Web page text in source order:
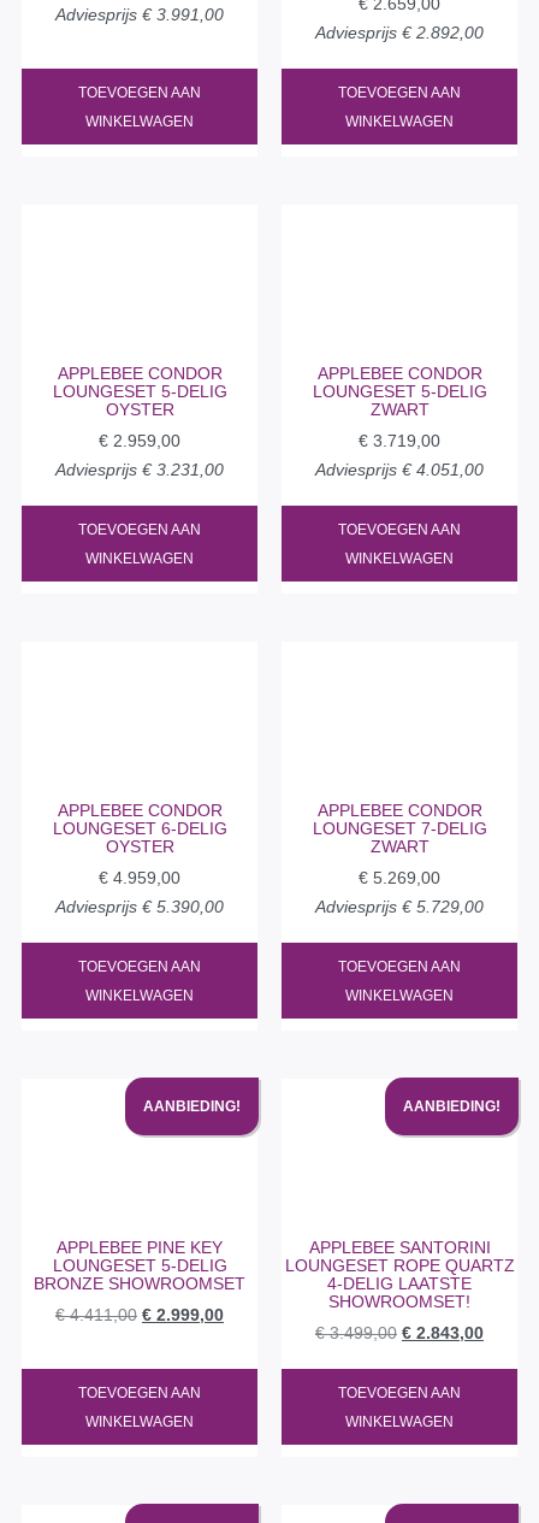
Adviesprijs €3.991,00
TOEVOEGEN AAN
WINKELWAGEN
€ 2.659,00
Adviesprijs €2.892,00
TOEVOEGEN AAN
WINKELWAGEN
APPLEBEE CONDOR
LOUNGESET 5-DELIG
OYSTER
€ 2.959,00
Adviesprijs €3.231,00
TOEVOEGEN AAN
WINKELWAGEN
APPLEBEE CONDOR
LOUNGESET 5-DELIG
ZWART
€ 3.719,00
Adviesprijs €4.051,00
TOEVOEGEN AAN
WINKELWAGEN
APPLEBEE CONDOR
LOUNGESET 6-DELIG
OYSTER
€ 4.959,00
Adviesprijs €5.390,00
TOEVOEGEN AAN
WINKELWAGEN
APPLEBEE CONDOR
LOUNGESET 7-DELIG
ZWART
€ 5.269,00
Adviesprijs €5.729,00
TOEVOEGEN AAN
WINKELWAGEN
AANBIEDING!
APPLEBEE PINE KEY
LOUNGESET 5-DELIG
BRONZE SHOWROOMSET
€4.411,00 € 2.999,00
TOEVOEGEN AAN
WINKELWAGEN
AANBIEDING!
APPLEBEE SANTORINI
LOUNGESET ROPE QUARTZ
4-DELIG LAATSTE
SHOWROOMSET!
€3.499,00 € 2.843,00
TOEVOEGEN AAN
WINKELWAGEN